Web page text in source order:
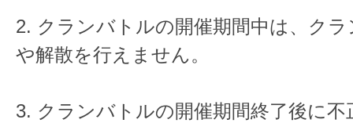
2. クランバトルの開催期間中は、ク
や解散を行えません。
3. クランバトルの開催期間終了後に